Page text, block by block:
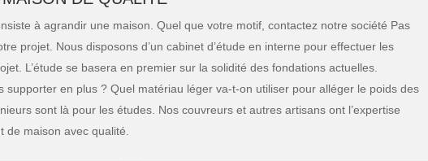
à agrandir une maison. Quel que votre motif, contactez notre société Pas
projet. Nous disposons d’un cabinet d’étude en interne pour effectuer les
L’étude se basera en premier sur la solidité des fondations actuelles.
supporter en plus ? Quel matériau léger va-t-on utiliser pour alléger le poids des
sont là pour les études. Nos couvreurs et autres artisans ont l’expertise
maison avec qualité.